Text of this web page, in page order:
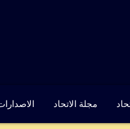
مجلة الاتحاد